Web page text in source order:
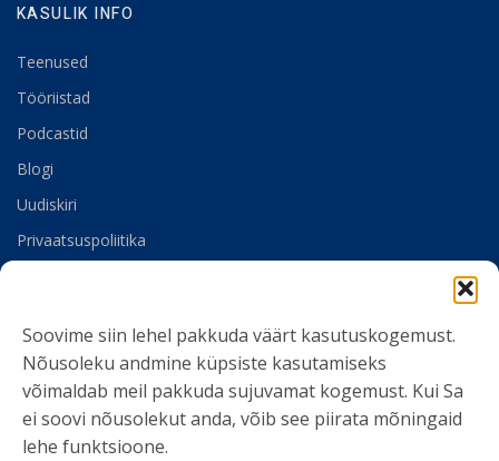
Soovime siin lehel pakkuda väärt kasutuskogemust.
Nõusoleku andmine küpsiste kasutamiseks
võimaldab meil pakkuda sujuvamat kogemust. Kui Sa
ei soovi nõusolekut anda, võib see piirata mõningaid
lehe funktsioone.
KASULIK INFO
Teenused
Tööriistad
Podcastid
Blogi
Uudiskiri
Privaatsuspoliitika
SOTSIAALMEEDIA